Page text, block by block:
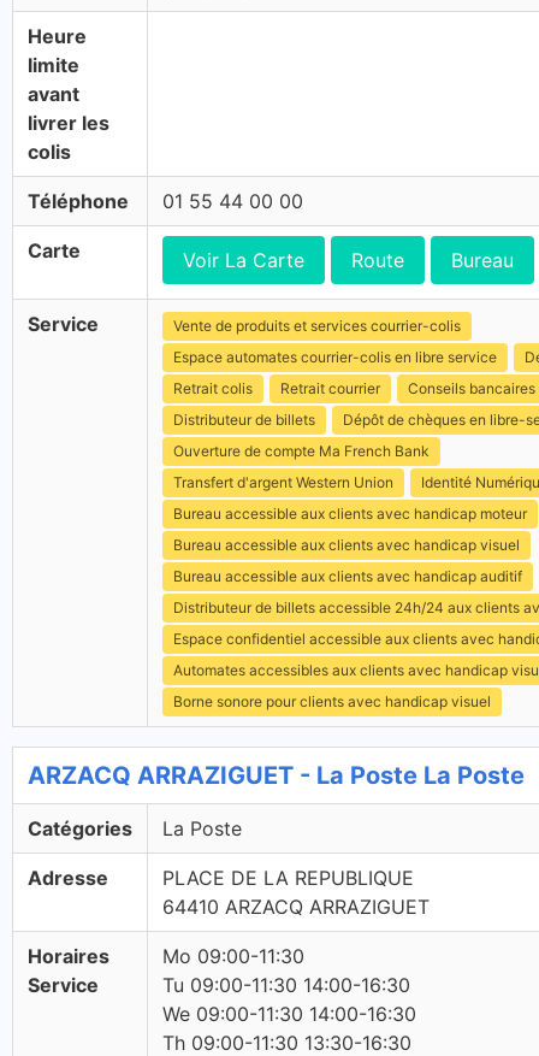
Heure
limite
avant
livrer les
colis
Téléphone 01 55 44 00 00
Carte Voir La Carte Route Bureau
Service
Vente de produits et services courrier-colis
Espace automates courrier-colis en libre service
Retrait colis
Retrait courrier
Conseils bancaires
Distributeur de billets
Dépôt de chèques en libre-
Ouverture de compte Ma French Bank
Transfert d'argent Western Union
Identité
Bureau accessible aux clients avec handicap moteur
Bureau accessible aux clients avec handicap visuel
Bureau accessible aux clients avec handicap auditif
Distributeur de billets accessible 24h/24 aux clients
Espace confidentiel accessible aux clients avec
Automates accessibles aux clients avec handicap
Borne sonore pour clients avec handicap visuel
ARZACQ ARRAZIGUET - La Poste La Poste
Catégories La Poste
Adresse
PLACE DE LA REPUBLIQUE
64410 ARZACQ ARRAZIGUET
Horaires
Service
Mo 09:00-11:30
Tu 09:00-11:30 14:00-16:30
We 09:00-11:30 14:00-16:30
Th 09:00-11:30 13:30-16:30